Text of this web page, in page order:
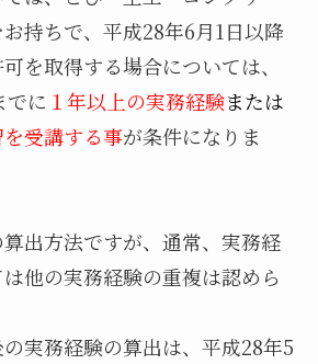
持ちで、平成28年6月1日以降
を取得する場合については、
でに １年以上の実務経験または
受講する事が条件になりま
出方法ですが、通常、実務経
他の実務経験の重複は認めら
実務経験の算出は、平成28年5